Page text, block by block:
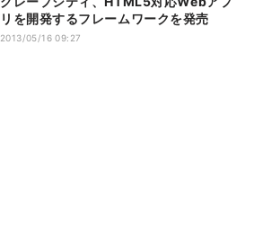
リを開発するフレームワークを発売
2013/05/16 09:27